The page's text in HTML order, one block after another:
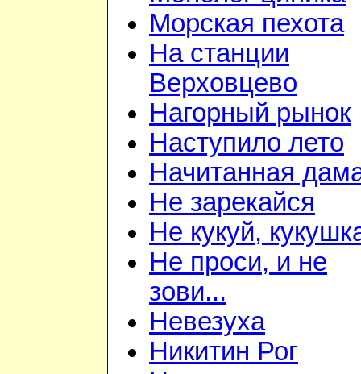
Морская пехота
На станции
Верховцево
Нагорный рынок
Наступило лето
Начитанная
Не зарекайся
Не кукуй,
Не проси, и не
зови...
Невезуха
Никитин Рог